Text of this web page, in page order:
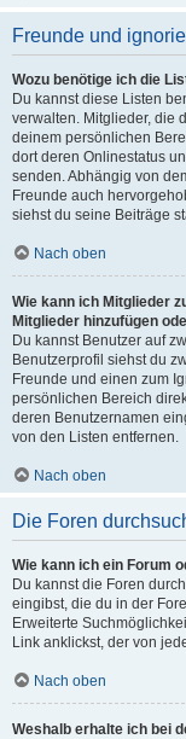
Freunde und
Wozu benötige ich die
Du kannst diese Listen
verwalten. Mitglieder, die
deinem persönlichen
dort deren Onlinestatus
senden. Abhängig von
Freunde auch
siehst du seine Beiträge
Nach oben
Wie kann ich Mitglieder
Mitglieder hinzufügen
Du kannst Benutzer auf
Benutzerprofil siehst du
Freunde und einen zum
persönlichen Bereich
deren Benutzernamen
von den Listen entfernen.
Nach oben
Die Foren
Wie kann ich ein Forum
Du kannst die Foren
eingibst, die du in der
Erweiterte
Link anklickst, der von
Nach oben
Weshalb erhalte ich bei